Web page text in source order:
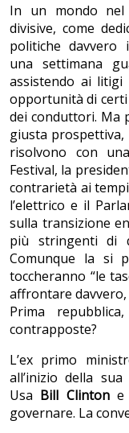
In un mondo nel
divisive, come
politiche davvero
una settimana
assistendo ai
opportunità di
dei conduttori. Ma
giusta
risolvono con
Festival, la
contrarietà ai
l’elettrico e il
sulla transizione
più stringenti di
Comunque la si
toccheranno “le
affrontare
Prima
contrapposte?
L’ex primo
all’inizio della sua
Usa Bill Clintone
governare. La